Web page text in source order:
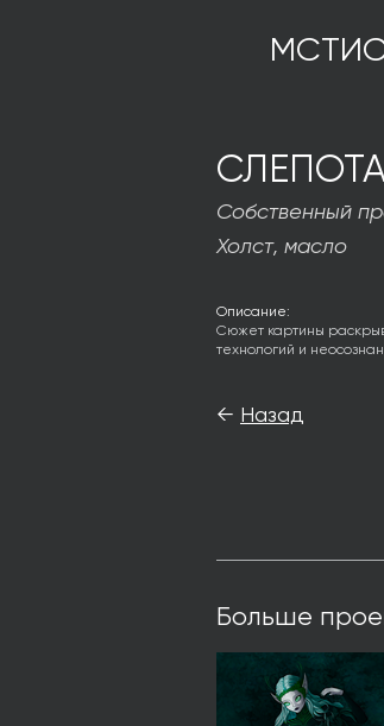
Собственный
Холст, масло
Описание:
Сюжет картины
технологий и
← Назад
Больше